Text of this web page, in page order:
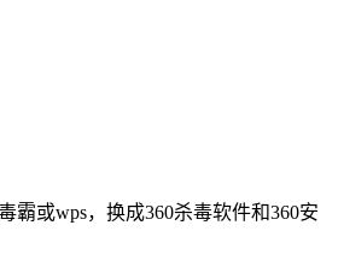
霸或wps，换成360杀毒软件和360安